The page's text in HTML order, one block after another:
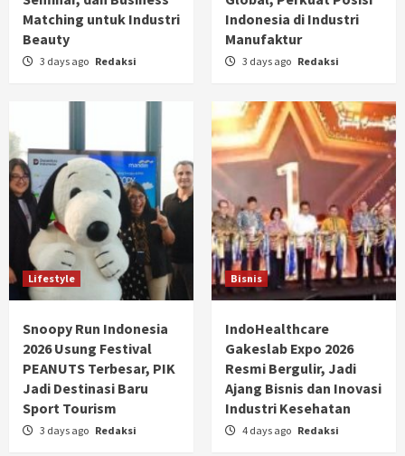
Matching untuk Industri
Beauty
3 days ago Redaksi
Indonesia di Industri
Manufaktur
3 days ago Redaksi
Lifestyle
Snoopy Run Indonesia
2026 Usung Festival
PEANUTS Terbesar, PIK
Jadi Destinasi Baru
Sport Tourism
3 days ago Redaksi
Bisnis
IndoHealthcare
Gakeslab Expo 2026
Resmi Bergulir, Jadi
Ajang Bisnis dan Inovasi
Industri Kesehatan
4 days ago Redaksi